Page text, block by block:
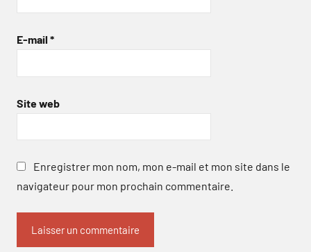
E-mail *
Site web
Enregistrer mon nom, mon e-mail et mon site dans le
navigateur pour mon prochain commentaire.